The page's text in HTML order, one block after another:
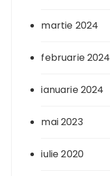
martie 2024
februarie 2024
ianuarie 2024
mai 2023
iulie 2020